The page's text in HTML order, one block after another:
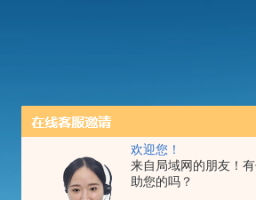
欢迎您！
来自局域网的朋友！
助您的吗？